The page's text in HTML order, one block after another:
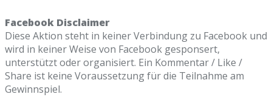
Facebook Disclaimer
Diese Aktion steht in keiner Verbindung zu Facebook und
wird in keiner Weise von Facebook gesponsert,
unterstützt oder organisiert. Ein Kommentar / Like /
Share ist keine Voraussetzung für die Teilnahme am
Gewinnspiel.